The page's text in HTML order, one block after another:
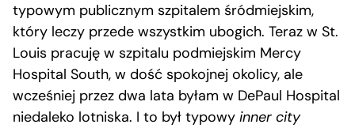
typowym publicznym szpitalem śródmiejskim,
który leczy przede wszystkim ubogich. Teraz w St.
Louis pracuję w szpitalu podmiejskim Mercy
Hospital South, w dość spokojnej okolicy, ale
wcześniej przez dwa lata byłam w DePaul Hospital
niedaleko lotniska. I to był typowy inner city